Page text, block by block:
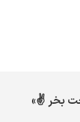
بخر ✌️»